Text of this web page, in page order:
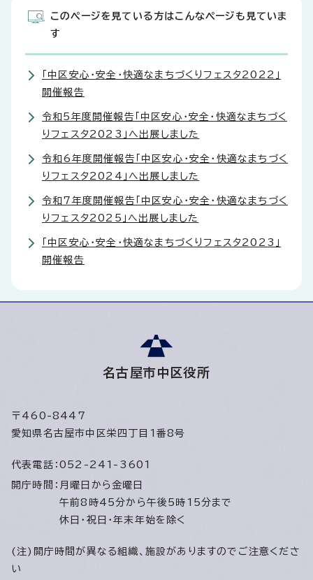
このページを見ている方はこんなページも見ていま
す
「中区安心・安全・快適なまちづくりフェスタ2022」
開催報告
令和5年度開催報告「中区安心・安全・快適なまちづく
りフェスタ2023」へ出展しました
令和6年度開催報告「中区安心・安全・快適なまちづく
りフェスタ2024」へ出展しました
令和7年度開催報告「中区安心・安全・快適なまちづく
りフェスタ2025」へ出展しました
「中区安心・安全・快適なまちづくりフェスタ2023」
開催報告
名古屋市中区役所
〒460-8447
愛知県名古屋市中区栄四丁目1番8号
代表電話： 052-241-3601
開庁時間： 月曜日から金曜日
午前8時45分から午後5時15分まで
休日・祝日・年末年始を除く
(注)開庁時間が異なる組織、施設がありますのでご注意くださ
い